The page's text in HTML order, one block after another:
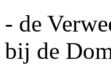
- de
bij de